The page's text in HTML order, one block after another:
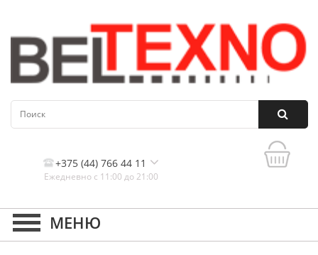
+375 (44) 766 44 11
Ежедневно с 11:00 до 21:00